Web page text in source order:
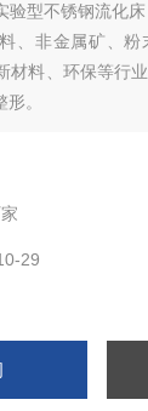
验型不锈钢流化
、非金属矿、
材料、环保等行
。
29